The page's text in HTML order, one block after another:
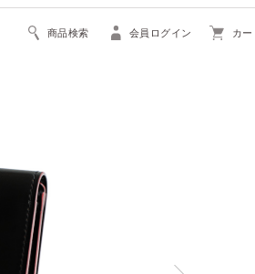
商品検索 会員ログイン カー